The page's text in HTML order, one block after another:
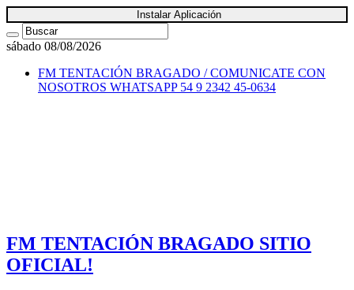
Instalar Aplicación
sábado 08/08/2026
FM TENTACIÓN BRAGADO / COMUNICATE CON
NOSOTROS WHATSAPP 54 9 2342 45-0634
FM TENTACIÓN BRAGADO SITIO
OFICIAL!